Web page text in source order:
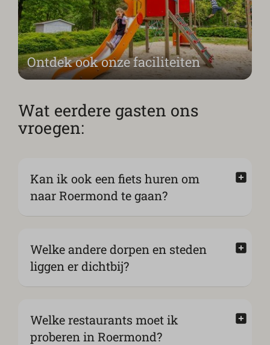
Ontdek ook onze faciliteiten
Wat eerdere gasten ons
vroegen:
Kan ik ook een fiets huren om
naar Roermond te gaan?
Welke andere dorpen en steden
liggen er dichtbij?
Welke restaurants moet ik
proberen in Roermond?